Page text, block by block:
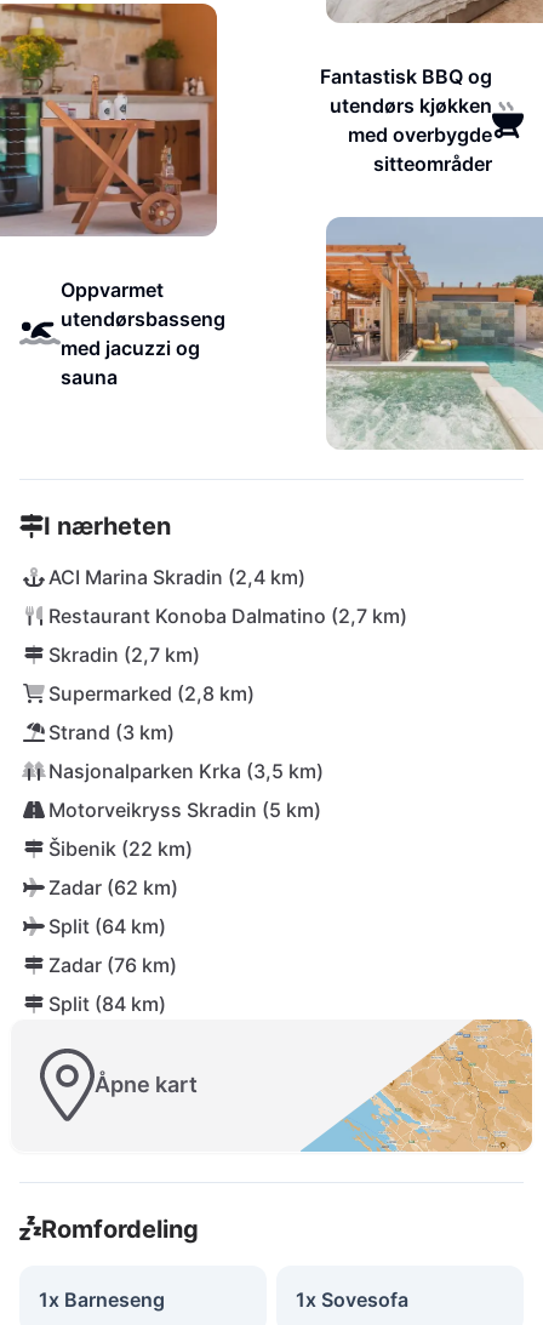
Fantastisk BBQ og
utendørs kjøkken
med overbygde
sitteområder
Oppvarmet
utendørsbasseng
med jacuzzi og
sauna
I nærheten
ACI Marina Skradin (2,4 km)
Restaurant Konoba Dalmatino (2,7 km)
Skradin (2,7 km)
Supermarked (2,8 km)
Strand (3 km)
Nasjonalparken Krka (3,5 km)
Motorveikryss Skradin (5 km)
Šibenik (22 km)
Zadar (62 km)
Split (64 km)
Zadar (76 km)
Split (84 km)
Åpne kart
Romfordeling
1x Barneseng 1x Sovesofa